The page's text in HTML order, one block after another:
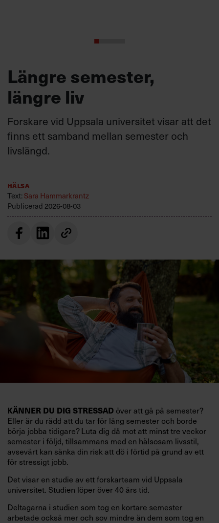
Längre semester,
längre liv
Forskare vid Uppsala universitet visar att det
finns ett samband mellan semester och
livslängd.
Hälsa
Text: Sara Hammarkrantz
Publicerad 2026-08-03
KÄNNER DU DIG STRESSAD över att gå på semester?
Eller är du rädd att du tar för lång semester och borde
börja jobba tidigare? Luta dig då mot att minst tre veckor
semester i följd, tillsammans med en hälsosam livsstil,
avsevärt kan sänka din risk att dö i förtid på grund av ett
för stressigt jobb.
Det visar en studie av ett forskarteam vid Uppsala
universitet. Studien löper över 40 års tid.
Deltagarna i studien som tog en kortare semester
arbetade också mer och sov mindre än dem som tog en